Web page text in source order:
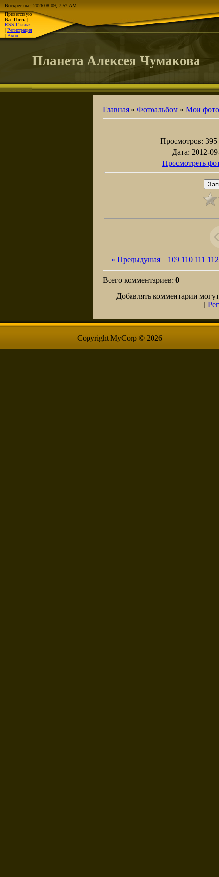
Воскресенье, 2026-08-09, 7:57 AM
Приветствую
Вас Гость |
RSS Главная
| Регистрация
| Вход
Планета Алексея Чумакова
Главная » Фотоальбом » Мои
Просмотров:
Дата: 2012-
Просмотреть
« Предыдущая| 109 110 111 112
Всего комментариев: 0
Добавлять комментарии
[
Copyright MyCorp © 2026